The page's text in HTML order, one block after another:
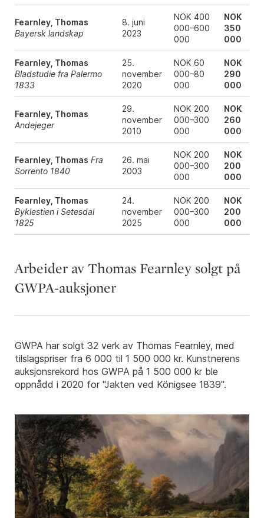
Fearnley, Thomas
Bayersk landskap
8. juni
2023
NOK 400
000–600
000
NOK
350
000
Fearnley, Thomas
Bladstudie fra Palermo
1833
25.
november
2020
NOK 60
000–80
000
NOK
290
000
Fearnley, Thomas
Andejeger
29.
november
2010
NOK 200
000–300
000
NOK
260
000
Fearnley, Thomas Fra
Sorrento 1840
26. mai
2003
NOK 200
000–300
000
NOK
200
000
Fearnley, Thomas
Byklestien i Setesdal
1825
24.
november
2025
NOK 200
000–300
000
NOK
200
000
Arbeider av Thomas Fearnley solgt på
GWPA-auksjoner
GWPA har solgt 32 verk av Thomas Fearnley, med
tilslagspriser fra 6 000 til 1 500 000 kr. Kunstnerens
auksjonsrekord hos GWPA på 1 500 000 kr ble
oppnådd i 2020 for "Jakten ved Königsee 1839".